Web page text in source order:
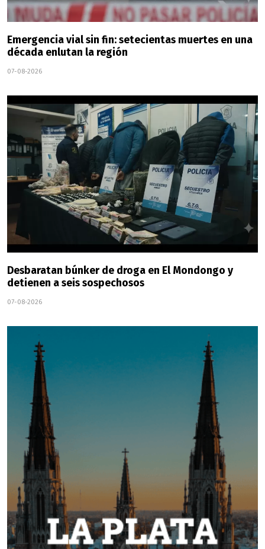
Emergencia vial sin fin: setecientas muertes en una
década enlutan la región
07-08-2026
Desbaratan búnker de droga en El Mondongo y
detienen a seis sospechosos
07-08-2026